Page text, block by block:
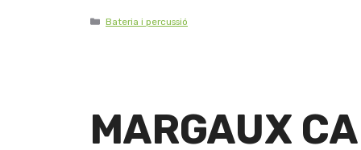
Bateria i percussió
MARGAUX